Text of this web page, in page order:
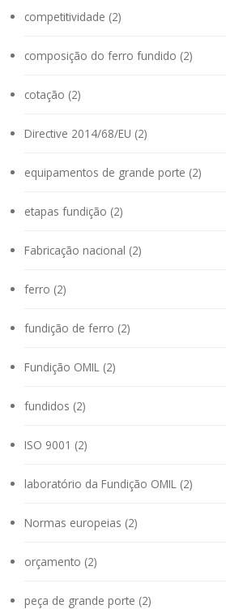
competitividade (2)
composição do ferro fundido (2)
cotação (2)
Directive 2014/68/EU (2)
equipamentos de grande porte (2)
etapas fundição (2)
Fabricação nacional (2)
ferro (2)
fundição de ferro (2)
Fundição OMIL (2)
fundidos (2)
ISO 9001 (2)
laboratório da Fundição OMIL (2)
Normas europeias (2)
orçamento (2)
peça de grande porte (2)